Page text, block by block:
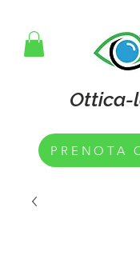
Ottica-
PRENOTA